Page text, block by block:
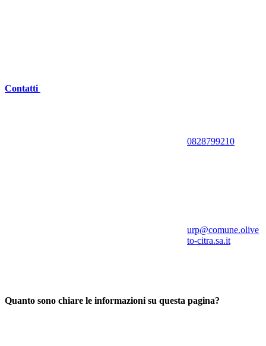
Contatti
0828799210
urp@comune.olive
to-citra.sa.it
Quanto sono chiare le informazioni su questa pagina?